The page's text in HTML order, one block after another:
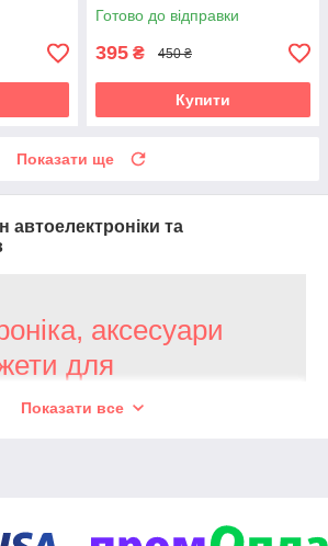
Готово до відправки
395 ₴ 450 ₴
Купити
Показати ще
автоелектроніки та
аксесуари
для
парктроніки, камери
Показати все